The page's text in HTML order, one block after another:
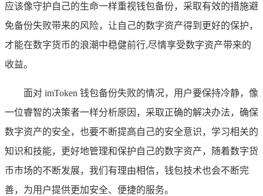
应该像守护自己的生命一样重视钱包备份，采取有效的措施避
免备份失败带来的风险，让自己的数字资产得到更好的保护，
才能在数字货币的浪潮中稳健前行,尽情享受数字资产带来的
收益。
面对 imToken 钱包备份失败的情况，用户要保持冷静，像
一位睿智的决策者一样分析原因，采取正确的解决办法，确保
数字资产的安全，也要不断提高自己的安全意识，学习相关的
知识和技能，更好地管理和保护自己的数字资产，随着数字货
币市场的不断发展，我们有理由相信，钱包技术也会不断完
善，为用户提供更加安全、便捷的服务。